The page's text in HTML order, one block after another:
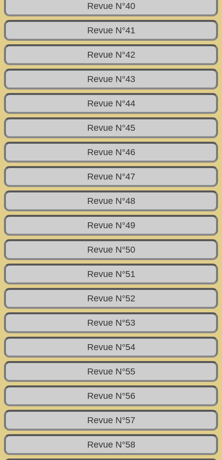
Revue N°40
Revue N°41
Revue N°42
Revue N°43
Revue N°44
Revue N°45
Revue N°46
Revue N°47
Revue N°48
Revue N°49
Revue N°50
Revue N°51
Revue N°52
Revue N°53
Revue N°54
Revue N°55
Revue N°56
Revue N°57
Revue N°58